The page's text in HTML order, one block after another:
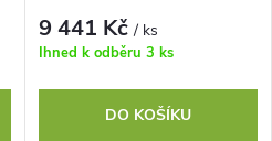
9 441 Kč/ ks
Ihned k odběru 3 ks
DO KOŠÍKU